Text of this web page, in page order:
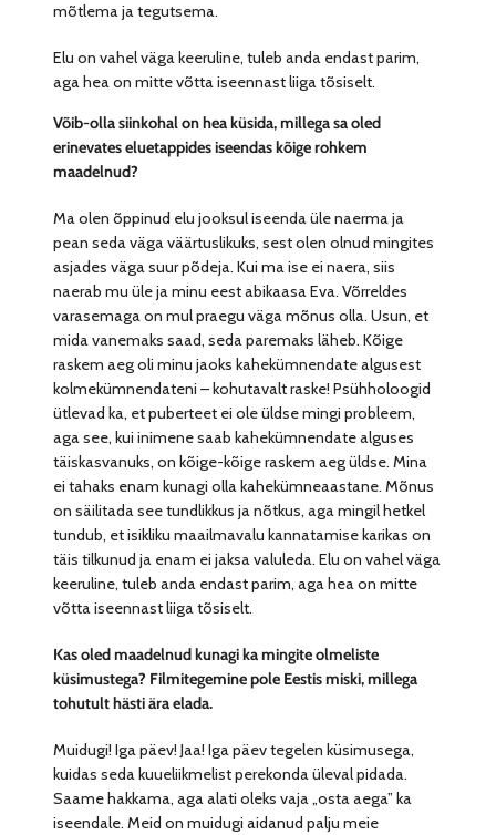
mõtlema ja tegutsema.
Elu on vahel väga keeruline, tuleb anda endast parim,
aga hea on mitte võtta iseennast liiga tõsiselt.
Võib-olla siinkohal on hea küsida, millega sa oled
erinevates eluetappides iseendas kõige rohkem
maadelnud?
Ma olen õppinud elu jooksul iseenda üle naerma ja
pean seda väga väärtuslikuks, sest olen olnud mingites
asjades väga suur põdeja. Kui ma ise ei naera, siis
naerab mu üle ja minu eest abikaasa Eva. Võrreldes
varasemaga on mul praegu väga mõnus olla. Usun, et
mida vanemaks saad, seda paremaks läheb. Kõige
raskem aeg oli minu jaoks kahekümnendate algusest
kolmekümnendateni – kohutavalt raske! Psühholoogid
ütlevad ka, et puberteet ei ole üldse mingi probleem,
aga see, kui inimene saab kahekümnendate alguses
täiskasvanuks, on kõige-kõige raskem aeg üldse. Mina
ei tahaks enam kunagi olla kahekümneaastane. Mõnus
on säilitada see tundlikkus ja nõtkus, aga mingil hetkel
tundub, et isikliku maailmavalu kannatamise karikas on
täis tilkunud ja enam ei jaksa valuleda. Elu on vahel väga
keeruline, tuleb anda endast parim, aga hea on mitte
võtta iseennast liiga tõsiselt.
Kas oled maadelnud kunagi ka mingite olmeliste
küsimustega? Filmitegemine pole Eestis miski, millega
tohutult hästi ära elada.
Muidugi! Iga päev! Jaa! Iga päev tegelen küsimusega,
kuidas seda kuueliikmelist perekonda üleval pidada.
Saame hakkama, aga alati oleks vaja „osta aega” ka
iseendale. Meid on muidugi aidanud palju meie